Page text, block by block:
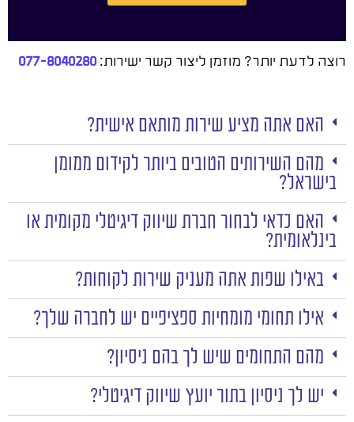
רוצה לדעת יותר? מוזמן ליצור קשר ישירות:077-8040280
האם אתה מציע שירות מותאם אישית?
מהם השירותים הטובים ביותר לקידום ממומן
בישראל?
האם כדאי לבחור חברת שיווק דיגיטלי מקומית או
בינלאומית?
באילו שפות אתה מעניק שירות לקוחות?
אילו תחומי מומחיות ספציפיים יש לחברה שלך?
מהם התחומים שיש לך בהם ניסיון?
יש לך ניסיון בתור יועץ שיווק דיגיטלי?